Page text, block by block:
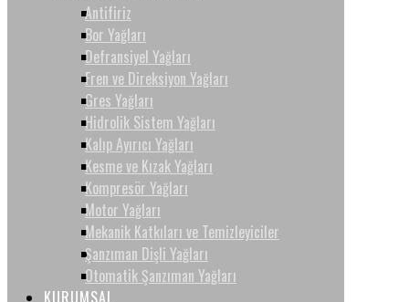
Antifiriz
Bor Yağları
Defransiyel Yağları
Fren ve Direksiyon Yağları
Gres Yağları
Hidrolik Sistem Yağları
Kalıp Ayırıcı Yağları
Kesme ve Kızak Yağları
Kompresör Yağları
Motor Yağları
Mekanik Katkıları ve Temizleyiciler
Şanzıman Dişli Yağları
Otomatik Şanzıman Yağları